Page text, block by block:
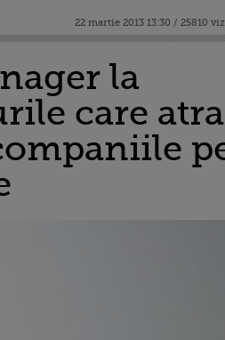
22 martie 2013 13:30 / 25810
la
care